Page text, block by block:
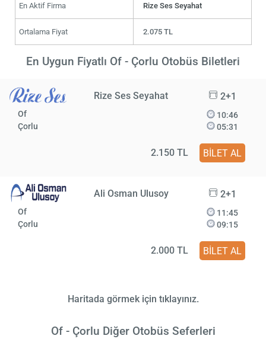
En Aktif Firma Rize Ses Seyahat
Ortalama Fiyat 2.075 TL
En Uygun Fiyatlı Of - Çorlu Otobüs Biletleri
Rize Ses Seyahat 2+1
Of
Çorlu
10:46
05:31
2.150 TL BİLET AL
Ali Osman Ulusoy 2+1
Of
Çorlu
11:45
09:15
2.000 TL BİLET AL
Haritada görmek için tıklayınız.
Of - Çorlu Diğer Otobüs Seferleri